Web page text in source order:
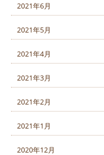
2021年6月
2021年5月
2021年4月
2021年3月
2021年2月
2021年1月
2020年12月